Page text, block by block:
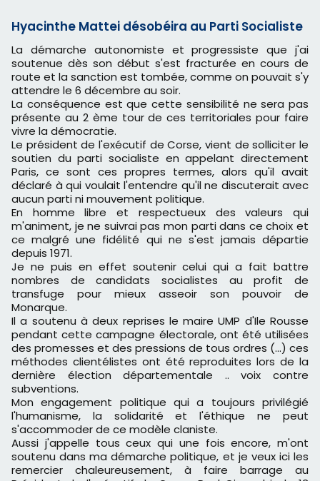
Hyacinthe Mattei désobéira au Parti Socialiste
La démarche autonomiste et progressiste que j'ai
soutenue dès son début s'est fracturée en cours de
route et la sanction est tombée, comme on pouvait s'y
attendre le 6 décembre au soir.
La conséquence est que cette sensibilité ne sera pas
présente au 2 ème tour de ces territoriales pour faire
vivre la démocratie.
Le président de l'exécutif de Corse, vient de solliciter le
soutien du parti socialiste en appelant directement
Paris, ce sont ces propres termes, alors qu'il avait
déclaré à qui voulait l'entendre qu'il ne discuterait avec
aucun parti ni mouvement politique.
En homme libre et respectueux des valeurs qui
m'animent, je ne suivrai pas mon parti dans ce choix et
ce malgré une fidélité qui ne s'est jamais départie
depuis 1971.
Je ne puis en effet soutenir celui qui a fait battre
nombres de candidats socialistes au profit de
transfuge pour mieux asseoir son pouvoir de
Monarque.
Il a soutenu à deux reprises le maire UMP d'Ile Rousse
pendant cette campagne électorale, ont été utilisées
des promesses et des pressions de tous ordres (...) ces
méthodes clientélistes ont été reproduites lors de la
dernière élection départementale .. voix contre
subventions.
Mon engagement politique qui a toujours privilégié
l'humanisme, la solidarité et l'éthique ne peut
s'accommoder de ce modèle claniste.
Aussi j'appelle tous ceux qui une fois encore, m'ont
soutenu dans ma démarche politique, et je veux ici les
remercier chaleureusement, à faire barrage au